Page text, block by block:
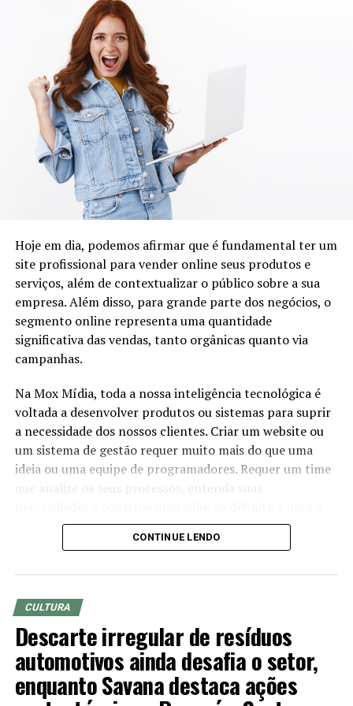
Euro Cars Estética Automotiva – Crédito da Foto: Zeca Fotografia /
Euro Cars Estética Automotiva – Crédito da Foto: Zeca Fotografia /
Divulgação
Hoje em dia, podemos afirmar que é fundamental ter um
site profissional para vender online seus produtos e
serviços, além de contextualizar o público sobre a sua
empresa. Além disso, para grande parte dos negócios, o
segmento online representa uma quantidade
significativa das vendas, tanto orgânicas quanto via
campanhas.
Na Mox Mídia, toda a nossa inteligência tecnológica é
voltada a desenvolver produtos ou sistemas para suprir
a necessidade dos nossos clientes. Criar um website ou
um sistema de gestão requer muito mais do que uma
ideia ou uma equipe de programadores. Requer um time
que analise os seus processos, entenda suas
seu problema.
vendedor e bem escrito. Mas não podemos esquecer de
manter a estrutura perfeito para buscadores. Este é o
segundo fator mais importante para o sucesso da sua
empresa no Google.
Nossa preocupação é construir uma base sólida para
humanos e para a máquina, seguindo uma semântica
CONTINUE LENDO
CULTURA
Descarte irregular de resíduos
automotivos ainda desafia o setor,
enquanto Savana destaca ações